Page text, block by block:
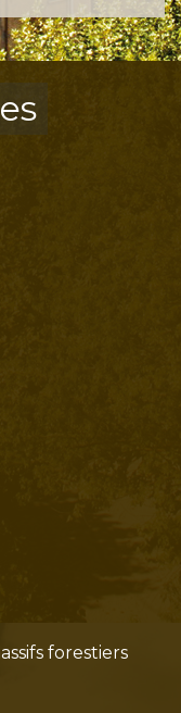
forestiers